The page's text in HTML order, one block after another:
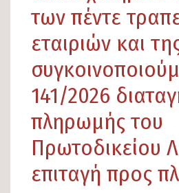
των πέντε
εταιριών και
141/2026
πληρωμής του
Πρωτοδικείου
επιταγή προς